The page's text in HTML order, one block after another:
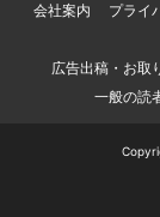
会社案内
プライ
広告出稿・お取
一般の読